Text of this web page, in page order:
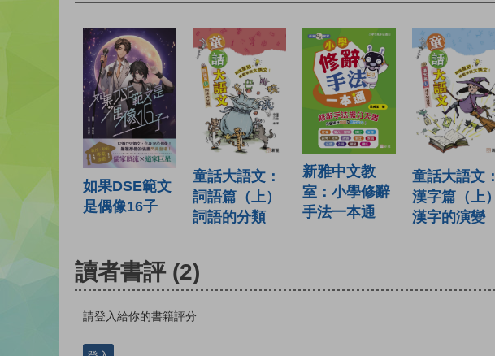
如果DSE範文
是偶像16子
童話大語文：
詞語篇（上）
詞語的分類
新雅中文教
室：小學修辭
手法一本通
童話大語文：
漢字篇（上）
漢字的演變
讀者書評 (2)
請登入給你的書籍評分